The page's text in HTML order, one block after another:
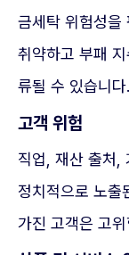
금세탁 위험성을
취약하고 부패
류될 수 있습니다.
고객 위험
직업, 재산 출처,
정치적으로 노출
가진 고객은 고